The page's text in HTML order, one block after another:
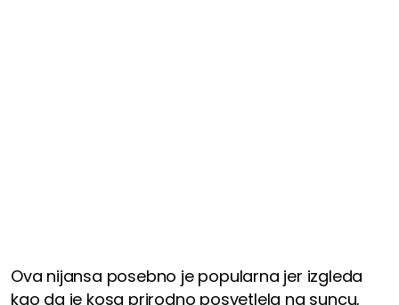
Ova nijansa posebno je popularna jer izgleda
kao da je kosa prirodno posvetlela na suncu,